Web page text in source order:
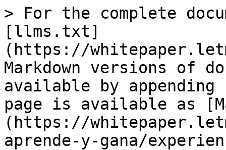
> For the complete
[llms.txt]
(https://
Markdown versions of
available by
page is available as
(https://
aprende-y-gana/